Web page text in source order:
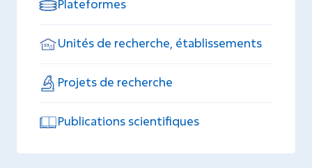
Plateformes
Unités de recherche, établissements
Projets de recherche
Publications scientifiques